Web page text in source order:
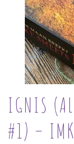
IGNIS
#1) –